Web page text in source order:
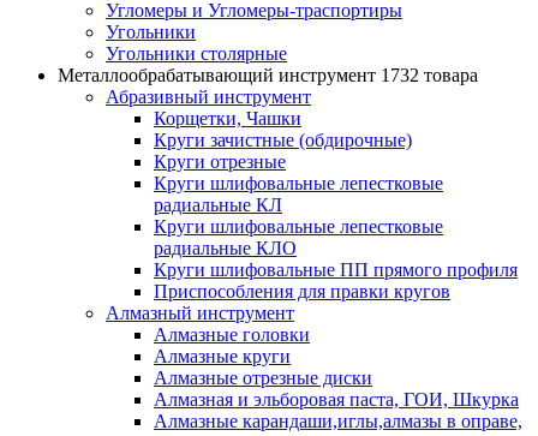
Угломеры и Угломеры-траспортиры
Угольники
Угольники столярные
Металлообрабатывающий инструмент 1732 товара
Абразивный инструмент
Корщетки, Чашки
Круги зачистные (обдирочные)
Круги отрезные
Круги шлифовальные лепестковые
радиальные КЛ
Круги шлифовальные лепестковые
радиальные КЛО
Круги шлифовальные ПП прямого профиля
Приспособления для правки кругов
Алмазный инструмент
Алмазные головки
Алмазные круги
Алмазные отрезные диски
Алмазная и эльборовая паста, ГОИ, Шкурка
Алмазные карандаши,иглы,алмазы в оправе,